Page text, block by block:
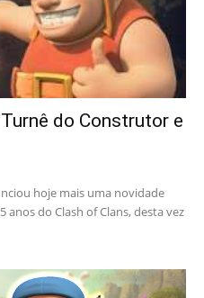
do Construtor e
hoje mais uma novidade
do Clash of Clans, desta vez